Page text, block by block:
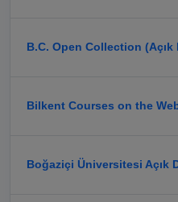
B.C. Open Collection (Açık
Bilkent Courses on the
Boğaziçi Üniversitesi Açık